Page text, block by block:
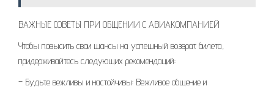
ВАЖНЫЕ СОВЕТЫ ПРИ ОБЩЕНИИ С АВИАКОМПАНИЕЙ
Чтобы повысить свои шансы на успешный возврат билета,
придерживайтесь следующих рекомендаций:
– Будьте вежливы и настойчивы: Вежливое общение и